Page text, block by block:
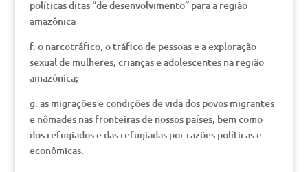
políticas ditas “de desenvolvimento” para a região
amazônica
f. o narcotráfico, o tráfico de pessoas e a exploração
sexual de mulheres, crianças e adolescentes na região
amazônica;
g. as migrações e condições de vida dos povos migrantes
e nômades nas fronteiras de nossos países, bem como
dos refugiados e das refugiadas por razões políticas e
econômicas.